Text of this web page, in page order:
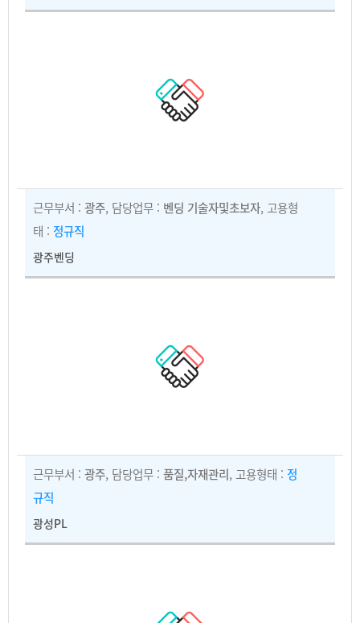
근무부서 : 광주, 담당업무 : 벤딩 기술자및초보자, 고용형
태 : 정규직
광주벤딩
근무부서 : 광주, 담당업무 : 품질,자재관리, 고용형태 : 정
규직
광성PL